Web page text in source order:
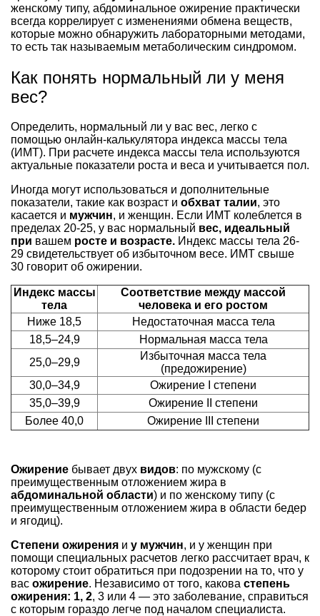
женскому типу, абдоминальное ожирение практически
всегда коррелирует с изменениями обмена веществ,
которые можно обнаружить лабораторными методами,
то есть так называемым метаболическим синдромом.
Как понять нормальный ли у меня
вес?
Определить, нормальный ли у вас вес, легко с
помощью онлайн-калькулятора индекса массы тела
(ИМТ). При расчете индекса массы тела используются
актуальные показатели роста и веса и учитывается пол.
Иногда могут использоваться и дополнительные
показатели, такие как возраст и обхват талии, это
касается и мужчин, и женщин. Если ИМТ колеблется в
пределах 20-25, у вас нормальный вес, идеальный
при вашем росте и возрасте. Индекс массы тела 26-
29 свидетельствует об избыточном весе. ИМТ свыше
30 говорит об ожирении.
Индекс массы
тела
Соответствие между массой
человека и его ростом
Ниже 18,5
Недостаточная масса тела
18,5–24,9
Нормальная масса тела
25,0–29,9
Избыточная масса тела
(предожирение)
30,0–34,9
Ожирение I степени
35,0–39,9
Ожирение II степени
Более 40,0
Ожирение III степени
Ожирение бывает двух видов: по мужскому (с
преимущественным отложением жира в
абдоминальной области) и по женскому типу (с
преимущественным отложением жира в области бедер
и ягодиц).
Степени ожирения и у мужчин, и у женщин при
помощи специальных расчетов легко рассчитает врач, к
которому стоит обратиться при подозрении на то, что у
вас ожирение. Независимо от того, какова степень
ожирения: 1, 2, 3 или 4 — это заболевание, справиться
с которым гораздо легче под началом специалиста.